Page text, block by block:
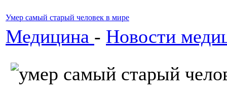
Умер самый старый человек в мире
Медицина - Новости